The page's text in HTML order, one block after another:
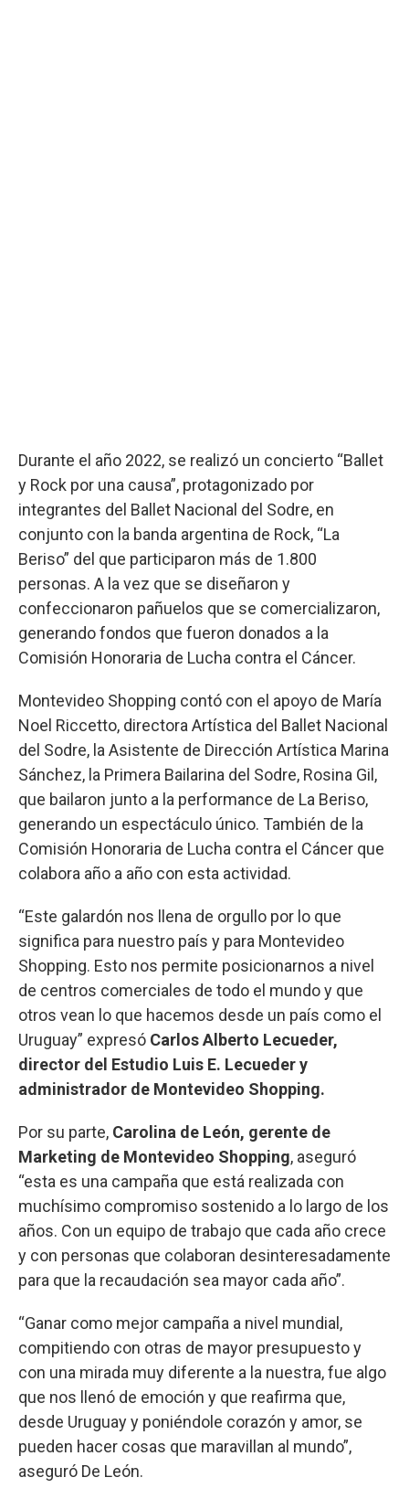
Durante el año 2022, se realizó un concierto “Ballet
y Rock por una causa”, protagonizado por
integrantes del Ballet Nacional del Sodre, en
conjunto con la banda argentina de Rock, “La
Beriso” del que participaron más de 1.800
personas. A la vez que se diseñaron y
confeccionaron pañuelos que se comercializaron,
generando fondos que fueron donados a la
Comisión Honoraria de Lucha contra el Cáncer.
Montevideo Shopping contó con el apoyo de María
Noel Riccetto, directora Artística del Ballet Nacional
del Sodre, la Asistente de Dirección Artística Marina
Sánchez, la Primera Bailarina del Sodre, Rosina Gil,
que bailaron junto a la performance de La Beriso,
generando un espectáculo único. También de la
Comisión Honoraria de Lucha contra el Cáncer que
colabora año a año con esta actividad.
“Este galardón nos llena de orgullo por lo que
significa para nuestro país y para Montevideo
Shopping. Esto nos permite posicionarnos a nivel
de centros comerciales de todo el mundo y que
otros vean lo que hacemos desde un país como el
Uruguay” expresó Carlos Alberto Lecueder,
director del Estudio Luis E. Lecueder y
administrador de Montevideo Shopping.
Por su parte, Carolina de León, gerente de
Marketing de Montevideo Shopping, aseguró
“esta es una campaña que está realizada con
muchísimo compromiso sostenido a lo largo de los
años. Con un equipo de trabajo que cada año crece
y con personas que colaboran desinteresadamente
para que la recaudación sea mayor cada año”.
“Ganar como mejor campaña a nivel mundial,
compitiendo con otras de mayor presupuesto y
con una mirada muy diferente a la nuestra, fue algo
que nos llenó de emoción y que reafirma que,
desde Uruguay y poniéndole corazón y amor, se
pueden hacer cosas que maravillan al mundo”,
aseguró De León.